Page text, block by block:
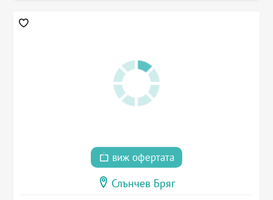
виж офертата
Слънчев Бряг